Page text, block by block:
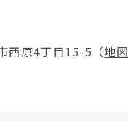
鹿屋市西原4丁目15-5（地図